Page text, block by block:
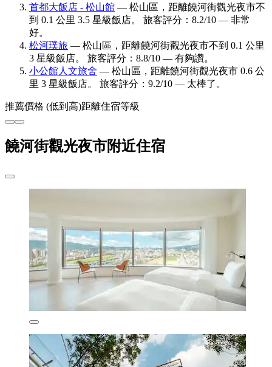
首都大飯店 - 松山館 — 松山區，距離饒河街觀光夜市不
到 0.1 公里 3.5 星級飯店。 旅客評分：8.2/10 — 非常
好。
松河璞旅 — 松山區，距離饒河街觀光夜市不到 0.1 公里
3 星級飯店。 旅客評分：8.8/10 — 有夠讚。
小公館人文旅舍 — 松山區，距離饒河街觀光夜市 0.6 公
里 3 星級飯店。 旅客評分：9.2/10 — 太棒了。
推薦價格 (低到高)距離住宿等級
饒河街觀光夜市附近住宿